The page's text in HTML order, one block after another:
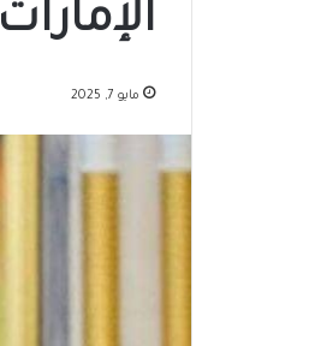
الإمارات
مايو 7, 2025